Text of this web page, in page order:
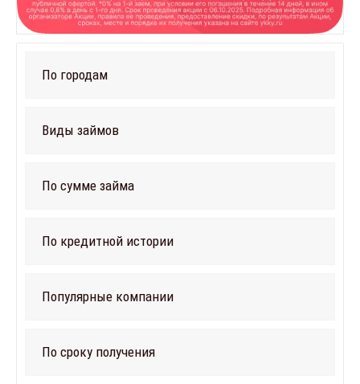
По городам
Виды займов
По сумме займа
По кредитной истории
Популярные компании
По сроку получения